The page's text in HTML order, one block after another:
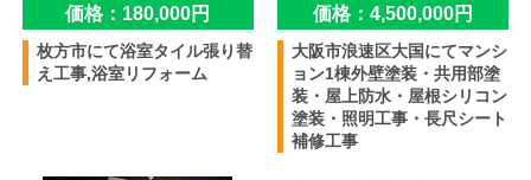
価格：180,000円
枚方市にて浴室タイル張り替
え工事,浴室リフォーム
価格：4,500,000円
大阪市浪速区大国にてマンシ
ョン1棟外壁塗装・共用部塗
装・屋上防水・屋根シリコン
塗装・照明工事・長尺シート
補修工事